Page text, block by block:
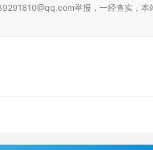
举报，一经查实，本